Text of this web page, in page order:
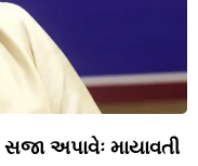
સજા અપાવેઃ માયાવતી